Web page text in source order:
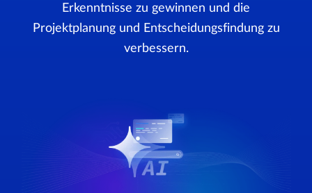
Erkenntnisse zu gewinnen und die
Projektplanung und Entscheidungsfindung zu
verbessern.